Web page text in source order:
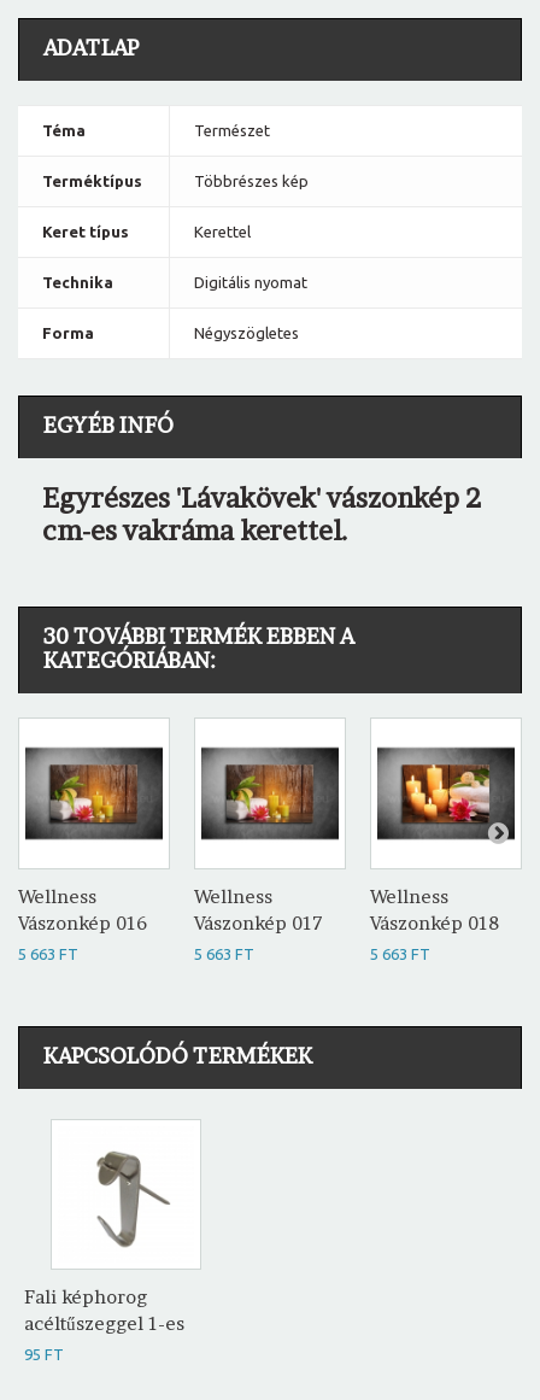
ADATLAP
Téma Természet
Terméktípus Többrészes kép
Keret típus Kerettel
Technika Digitális nyomat
Forma Négyszögletes
EGYÉB INFÓ
Egyrészes 'Lávakövek' vászonkép 2
cm-es vakráma kerettel.
30 TOVÁBBI TERMÉK EBBEN A
KATEGÓRIÁBAN:
Wellness
Vászonkép 016
5 663 FT
Wellness
Vászonkép 017
5 663 FT
Wellness
Vászonkép 018
5 663 FT
KAPCSOLÓDÓ TERMÉKEK
Fali képhorog
acéltűszeggel 1-es
95 FT